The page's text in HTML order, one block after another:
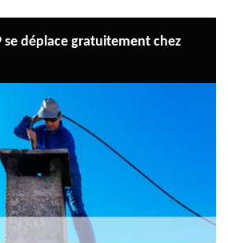
se déplace gratuitement chez